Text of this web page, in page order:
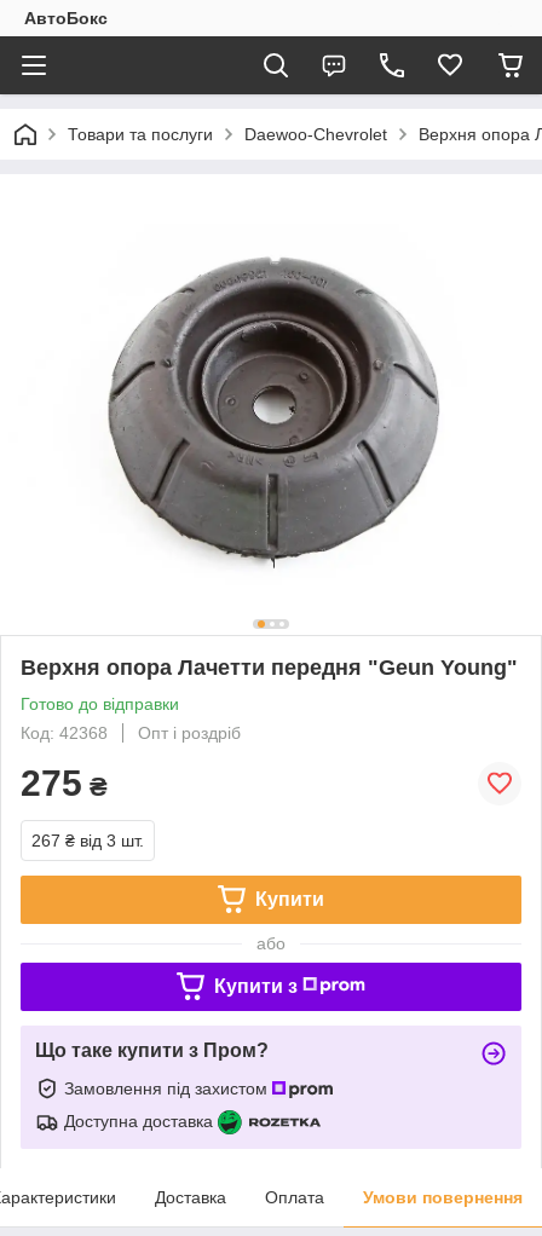
АвтоБокс
Товари та послуги Daewoo-Chevrolet Верхня опора
Верхня опора Лачетти передня "Geun Young"
Готово до відправки
Код: 42368
Опт і роздріб
275 ₴
267 ₴ від 3 шт.
Купити
або
Купити з
Що таке купити з Пром?
Замовлення під захистом
Доступна доставка
Доставка Оплата Умови повернення